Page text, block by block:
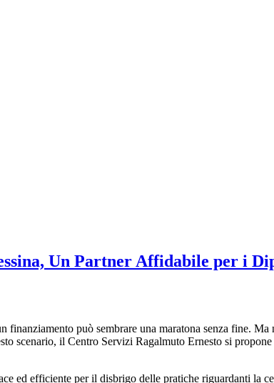
Un Partner Affidabile per i
può sembrare una maratona senza fine. Ma
scenario, il Centro Servizi Ragalmuto Ernesto si
ed efficiente per il disbrigo delle pratiche riguardanti la